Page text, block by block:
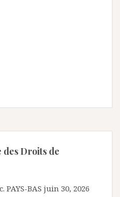
Droits de
PAYS-BAS juin 30, 2026